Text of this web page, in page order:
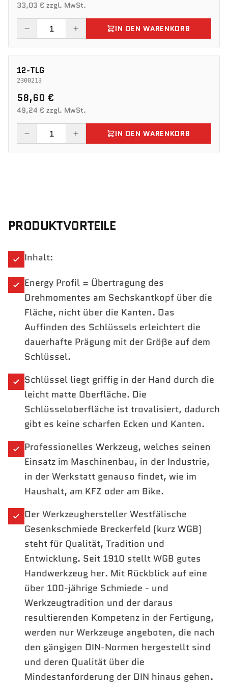
33,03 € zzgl. MwSt.
IN DEN WARENKORB
12-TLG
2300213
58,60 €
49,24 € zzgl. MwSt.
IN DEN WARENKORB
PRODUKTVORTEILE
Inhalt:
Energy Profil = Übertragung des
Drehmomentes am Sechskantkopf über die
Fläche, nicht über die Kanten. Das
Auffinden des Schlüssels erleichtert die
dauerhafte Prägung mit der Größe auf dem
Schlüssel.
Schlüssel liegt griffig in der Hand durch die
leicht matte Oberfläche. Die
Schlüsseloberfläche ist trovalisiert, dadurch
gibt es keine scharfen Ecken und Kanten.
Professionelles Werkzeug, welches seinen
Einsatz im Maschinenbau, in der Industrie,
in der Werkstatt genauso findet, wie im
Haushalt, am KFZ oder am Bike.
Der Werkzeughersteller Westfälische
Gesenkschmiede Breckerfeld (kurz WGB)
steht für Qualität, Tradition und
Entwicklung. Seit 1910 stellt WGB gutes
Handwerkzeug her. Mit Rückblick auf eine
über 100-jährige Schmiede - und
Werkzeugtradition und der daraus
resultierenden Kompetenz in der Fertigung,
werden nur Werkzeuge angeboten, die nach
den gängigen DIN-Normen hergestellt sind
und deren Qualität über die
Mindestanforderung der DIN hinaus gehen.